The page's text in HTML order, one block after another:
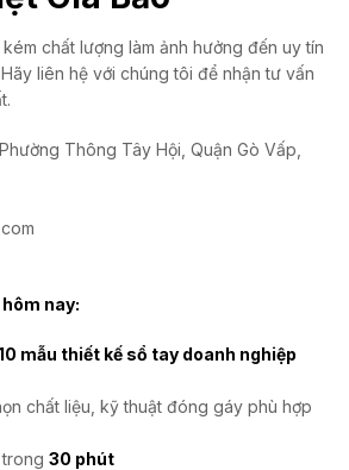
chất lượng làm ảnh hưởng đến uy tín
liên hệ với chúng tôi để nhận tư vấn
Thông Tây Hội, Quận Gò Vấp,
nay:
mẫu thiết kế sổ tay doanh nghiệp
chất liệu, kỹ thuật đóng gáy phù hợp
30 phút